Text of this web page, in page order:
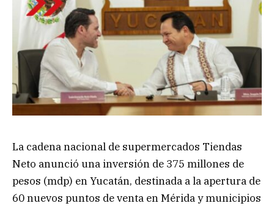
La cadena nacional de supermercados Tiendas
Neto anunció una inversión de 375 millones de
pesos (mdp) en Yucatán, destinada a la apertura de
60 nuevos puntos de venta en Mérida y municipios